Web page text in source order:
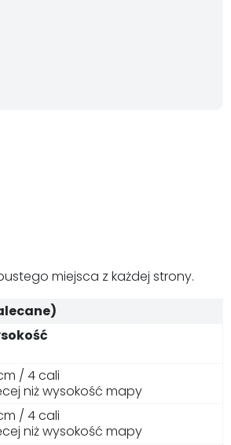
miejsca z każdej strony.
/ 4 cali
niż wysokość mapy
/ 4 cali
niż wysokość mapy